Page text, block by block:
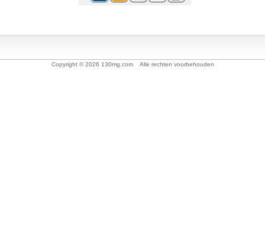
Copyright © 2026 130mg.com Alle rechten voorbehouden